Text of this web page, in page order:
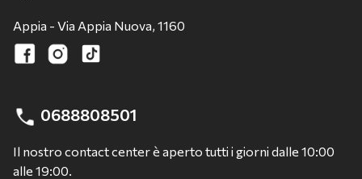
Appia - Via Appia Nuova, 1160
0688808501
Il nostro contact center è aperto tutti i giorni dalle 10:00
alle 19:00.